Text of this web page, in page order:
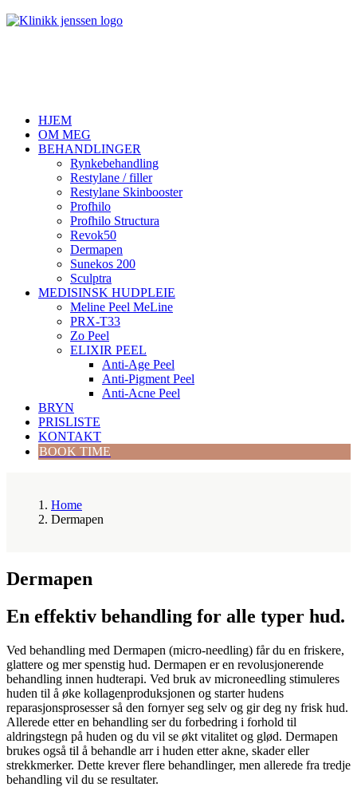
HJEM
OM MEG
BEHANDLINGER
Rynkebehandling
Restylane / filler
Restylane Skinbooster
Profhilo
Profhilo Structura
Revok50
Dermapen
Sunekos 200
Sculptra
MEDISINSK HUDPLEIE
Meline Peel MeLine
PRX-T33
Zo Peel
ELIXIR PEEL
Anti-Age Peel
Anti-Pigment Peel
Anti-Acne Peel
BRYN
PRISLISTE
KONTAKT
BOOK TIME
Home
Dermapen
Dermapen
En effektiv behandling for alle typer hud.
Ved behandling med Dermapen (micro-needling) får du en friskere,
glattere og mer spenstig hud. Dermapen er en revolusjonerende
behandling innen hudterapi. Ved bruk av microneedling stimuleres
huden til å øke kollagenproduksjonen og starter hudens
reparasjonsprosesser så den fornyer seg selv og gir deg ny frisk hud.
Allerede etter en behandling ser du forbedring i forhold til
aldringstegn på huden og du vil se økt vitalitet og glød. Dermapen
brukes også til å behandle arr i huden etter akne, skader eller
strekkmerker. Dette krever flere behandlinger, men allerede fra tredje
behandling vil du se resultater.